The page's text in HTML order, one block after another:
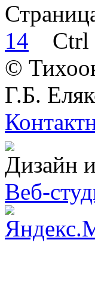
14
Ctrl
©
Г.Б.
Дизайн
Веб-